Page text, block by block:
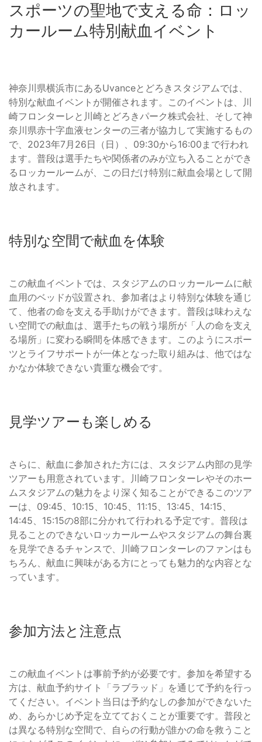
スポーツの聖地で支える命：ロッ
カールーム特別献血イベント
神奈川県横浜市にあるUvanceとどろきスタジアムでは、
特別な献血イベントが開催されます。このイベントは、川
崎フロンターレと川崎とどろきパーク株式会社、そして神
奈川県赤十字血液センターの三者が協力して実施するもの
で、2023年7月26日（日）、09:30から16:00まで行われ
ます。普段は選手たちや関係者のみが立ち入ることができ
るロッカールームが、この日だけ特別に献血会場として開
放されます。
特別な空間で献血を体験
この献血イベントでは、スタジアムのロッカールームに献
血用のベッドが設置され、参加者はより特別な体験を通じ
て、他者の命を支える手助けができます。普段は味わえな
い空間での献血は、選手たちの戦う場所が「人の命を支え
る場所」に変わる瞬間を体感できます。このようにスポー
ツとライフサポートが一体となった取り組みは、他ではな
かなか体験できない貴重な機会です。
見学ツアーも楽しめる
さらに、献血に参加された方には、スタジアム内部の見学
ツアーも用意されています。川崎フロンターレやそのホー
ムスタジアムの魅力をより深く知ることができるこのツア
ーは、09:45、10:15、10:45、11:15、13:45、14:15、
14:45、15:15の8部に分かれて行われる予定です。普段は
見ることのできないロッカールームやスタジアムの舞台裏
を見学できるチャンスで、川崎フロンターレのファンはも
ちろん、献血に興味がある方にとっても魅力的な内容とな
っています。
参加方法と注意点
この献血イベントは事前予約が必要です。参加を希望する
方は、献血予約サイト「ラブラッド」を通じて予約を行っ
てください。イベント当日は予約なしの参加ができないた
め、あらかじめ予定を立てておくことが重要です。普段と
は異なる特別な空間で、自らの行動が誰かの命を救うこと